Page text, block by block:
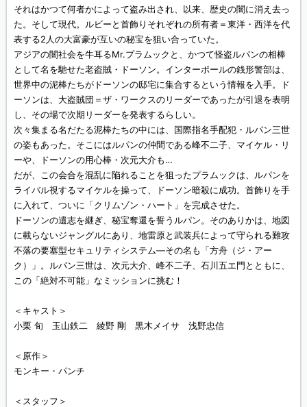
それはかつて何者かによって盗み出され、以来、歴史の闇に消え去っ
た。そして現代。ルビーと首飾りそれぞれの所有者＝東洋・西洋を代
表する2人の大富豪が互いの秘宝を狙い合っていた。
アジアの闇社会を牛耳るMr.プラムックと、かつて怪盗ルパンの相棒
として名を馳せた老盗賊・ドーソン。インターポールの銭形警部は、
世界中の泥棒たちがドーソンの邸宅に集合するという情報を入手。ド
ーソンは、大盗賊団＝ザ・ワークスのリーダーであったが引退を表明
し、その場で次期リーダーを発表するらしい。
次々集まる名だたる泥棒たちの中には、国際指名手配犯・ルパン三世
の姿もあった。そこにはルパンの仲間である峰不二子、マイケル・リ
ーや、ドーソンの用心棒・次元大介も…
だが、この会合を混乱に陥れることを狙ったプラムックは、ルパンを
ライバル視するマイケルを操って、ドーソン暗殺に成功。首飾りを手
に入れて、ついに「クリムゾン・ハート」を完成させた。
ドーソンの遺志を継ぎ、秘宝奪還を誓うルパン。そのありかは、地図
に載らないジャングルにあり、地雷原と武装兵によって守られる難攻
不落の要塞型セキュリティシステム—その名も「方舟（ジ・アー
ク）」。ルパン三世は、次元大介、峰不二子、石川五エ門とともに、
この「絶対不可能」なミッションに挑む！
＜キャスト＞
小栗 旬 玉山鉄二 綾野 剛 黒木メイサ 浅野忠信
＜原作＞
モンキー・パンチ
＜スタッフ＞